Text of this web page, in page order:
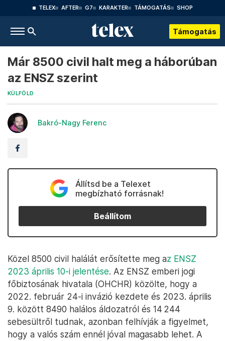
TELEX AFTER G7 KARAKTER TÁMOGATÁS SHOP
Támogatás
Már 8500 civil halt meg a háborúban
az ENSZ szerint
KÜLFÖLD
Bakró-Nagy Ferenc
Állítsd be a Telexet
megbízható forrásnak!
Beállítom
Közel 8500 civil halálát erősítette meg az ENSZ
2023 április 10-i jelentése. Az ENSZ emberi jogi
főbiztosának hivatala (OHCHR) közölte, hogy a
2022. február 24-i invázió kezdete és 2023. április
9. között 8490 halálos áldozatról és 14 244
sebesültről tudnak, azonban felhívják a figyelmet,
hogy a valós szám ennél jóval magasabb lehet. A